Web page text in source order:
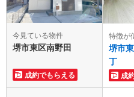
今見ている物件
堺市東区南野田
成約でもらえる
特徴が
堺市
丁
成